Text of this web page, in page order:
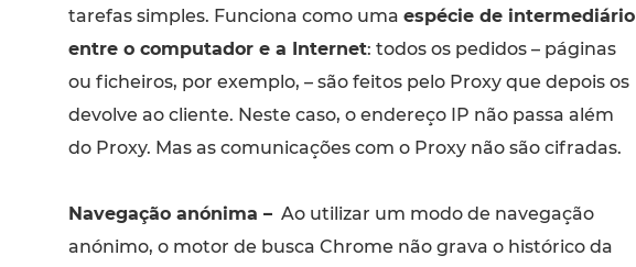
tarefas simples. Funciona como uma espécie de intermediário
entre o computador e a Internet: todos os pedidos – páginas
ou ficheiros, por exemplo, – são feitos pelo Proxy que depois os
devolve ao cliente. Neste caso, o endereço IP não passa além
do Proxy. Mas as comunicações com o Proxy não são cifradas.
Navegação anónima –Ao utilizar um modo de navegação
anónimo, o motor de busca Chrome não grava o histórico da